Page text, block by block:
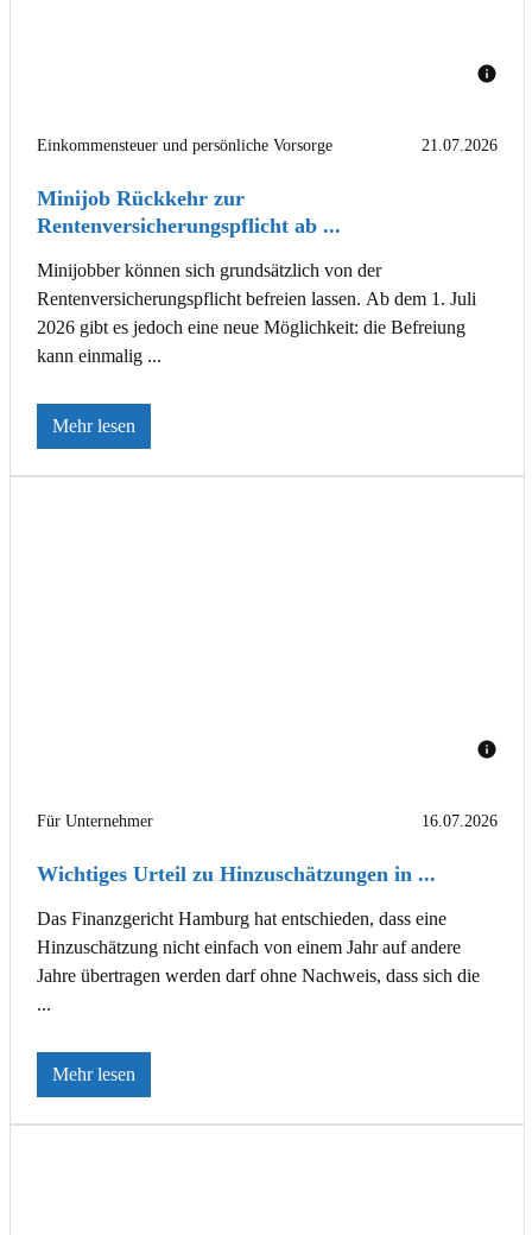
Einkommensteuer und persönliche Vorsorge 21.07.2026
Minijob Rückkehr zur
Rentenversicherungspflicht ab ...
Minijobber können sich grundsätzlich von der
Rentenversicherungspflicht befreien lassen. Ab dem 1. Juli
2026 gibt es jedoch eine neue Möglichkeit: die Befreiung
kann einmalig ...
Mehr lesen
Für Unternehmer 16.07.2026
Wichtiges Urteil zu Hinzuschätzungen in ...
Das Finanzgericht Hamburg hat entschieden, dass eine
Hinzuschätzung nicht einfach von einem Jahr auf andere
Jahre übertragen werden darf ohne Nachweis, dass sich die
...
Mehr lesen